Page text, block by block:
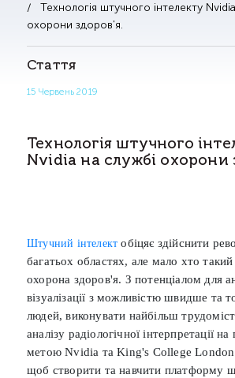
Технологія штучного інтелекту
охорони здоров'я.
Стаття
15 Червень 2019
Технологія штучного
Nvidia на службі охорони
Штучний інтелект обіцяє здійснити
багатьох областях, але мало хто
охорона здоров'я. З потенціалом для
візуалізації з можливістю швидше та
людей, виконувати найбільш
аналізу радіологічної інтерпретації
метою Nvidia та King's College London
щоб створити та навчити платформу